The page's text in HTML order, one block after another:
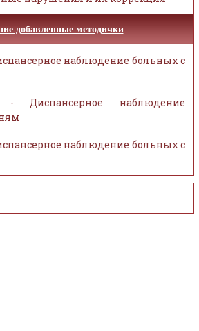
добавленные методички
наблюдение больных с
Диспансерное наблюдение
наблюдение больных с